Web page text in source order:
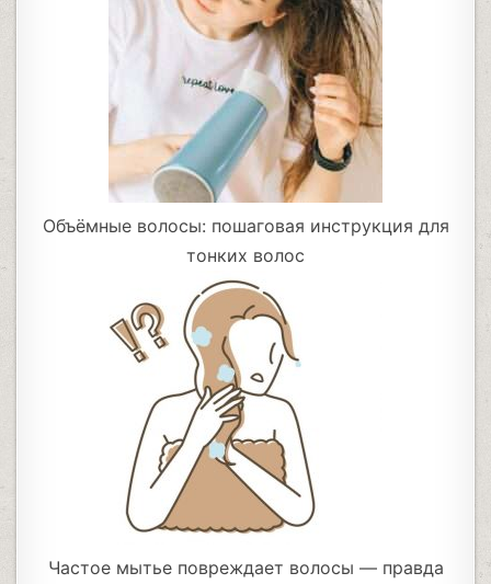
Объёмные волосы: пошаговая инструкция для
тонких волос
Частое мытье повреждает волосы — правда